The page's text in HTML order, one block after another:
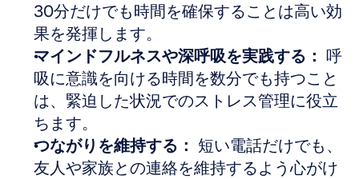
30分だけでも時間を確保することは高い効
果を発揮します。
マインドフルネスや深呼吸を実践する： 呼
吸に意識を向ける時間を数分でも持つこと
は、緊迫した状況でのストレス管理に役立
ちます。
つながりを維持する： 短い電話だけでも、
友人や家族との連絡を維持するよう心がけ